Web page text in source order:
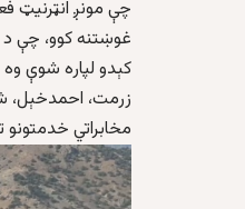
چې مونږ انټرنیټ فعالوو، نو یو جي بي په ۲۰۰
غوښتنه کوو، چې
کېدو لپاره شوې
زرمت، احمدخېل،
مخابراتي